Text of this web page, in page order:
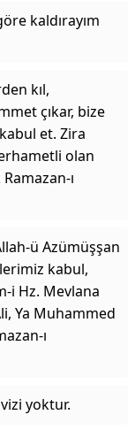
kaldırayım
kıl,
çıkar, bize
et. Zira
olan
ı
ü Azümüşşan
kabul,
i Hz. Mevlana
Ya Muhammed
ı
yoktur.